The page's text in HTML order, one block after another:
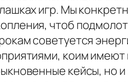
игр. Мы
чтоб
советуется
коим
кейсы, но